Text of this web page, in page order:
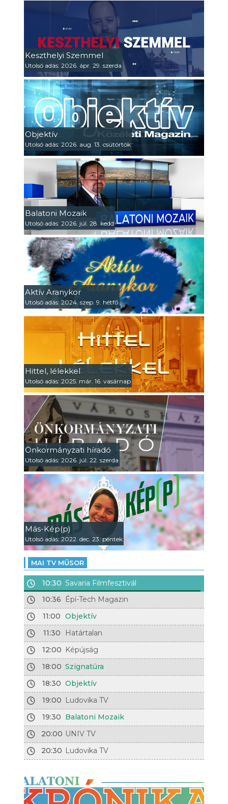
Keszthelyi Szemmel
Utolsó adás: 2026. ápr. 29. szerda
Objektív
Utolsó adás: 2026. aug. 13. csütörtök
Balatoni Mozaik
Utolsó adás: 2026. júl. 28. kedd
Aktív Aranykor
Utolsó adás: 2024. szep. 9. hétfő
Hittel, lélekkel
Utolsó adás: 2025. már. 16. vasárnap
Önkormányzati híradó
Utolsó adás: 2026. júl. 22. szerda
Más-Kép(p)
Utolsó adás: 2022. dec. 23. péntek
MAI TV MŰSOR
10:30 Savaria Filmfesztivál
10:36
Épí-Tech Magazin
11:00 Objektív
11:30
Határtalan
12:00 Képújság
18:00 Szignatúra
18:30 Objektív
19:00 Ludovika TV
19:30 Balatoni Mozaik
20:00 UNIV TV
20:30 Ludovika TV